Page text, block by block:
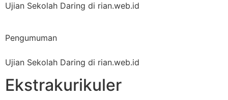
Ujian Sekolah Daring di rian.web.id
Pengumuman
Ujian Sekolah Daring di rian.web.id
Ekstrakurikuler